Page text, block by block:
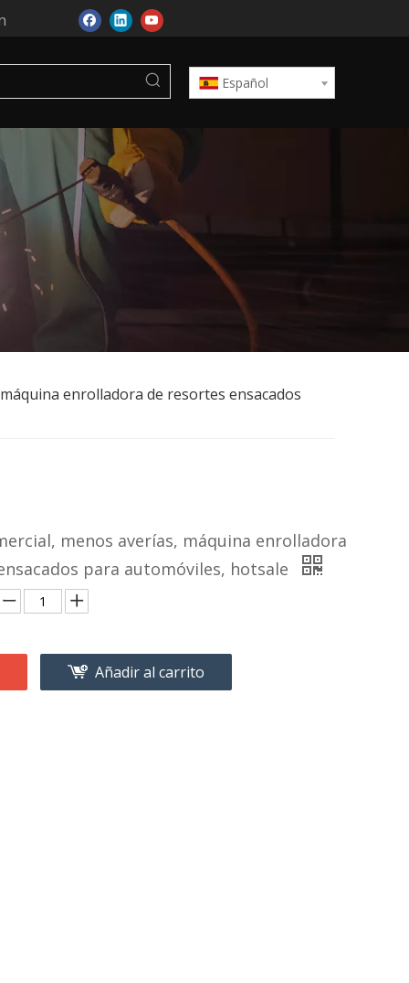
Español
enrolladora de resortes ensacados
menos averías, máquina enrolladora
para automóviles, hotsale
Añadir al carrito